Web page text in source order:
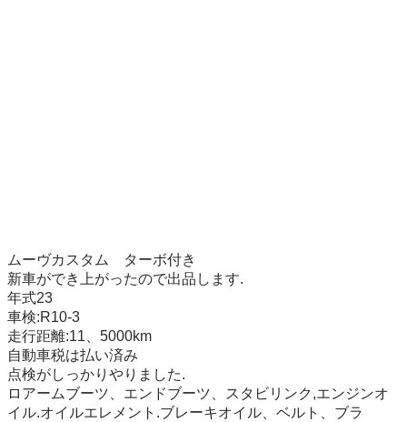
ムーヴカスタム　ターボ付き
新車ができ上がったので出品します.
年式23
車検:R10-3
走行距離:11、5000km
自動車税は払い済み
点検がしっかりやりました.
ロアームブーツ、エンドブーツ、スタビリンク,エンジンオ
イル.オイルエレメント.ブレーキオイル、ベルト、ブラ